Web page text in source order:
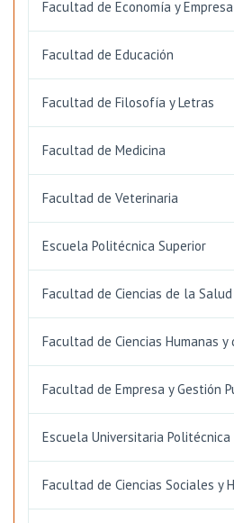
Facultad de Economía y Empresa
Facultad de Educación
Facultad de Filosofía y Letras
Facultad de Medicina
Facultad de Veterinaria
Escuela Politécnica Superior
Facultad de Ciencias de la
Facultad de Ciencias Humanas y
Facultad de Empresa y Gestión
Escuela Universitaria Politécnica
Facultad de Ciencias Sociales y